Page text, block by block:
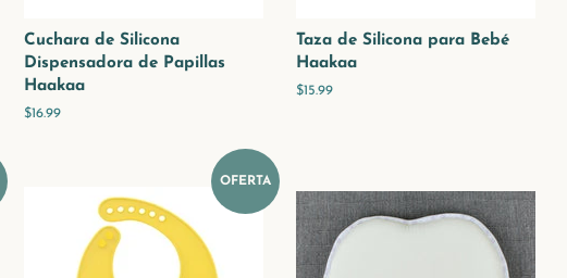
Cuchara de Silicona
Dispensadora de Papillas
Haakaa
Precio
$16.99
Taza de Silicona para Bebé
Haakaa
Precio
$15.99
OFERTA